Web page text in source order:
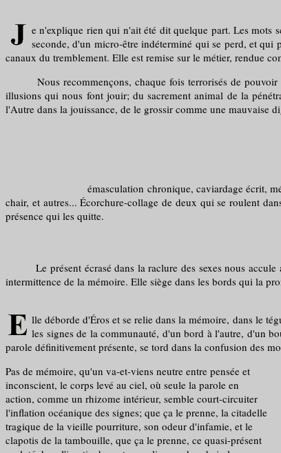
e n'explique rien qui n'ait été dit quelque part. Les mots
seconde, d'un micro-être indéterminé qui se perd, et qui
canaux du tremblement. Elle est remise sur le métier, rendue
Nous recommençons, chaque fois terrorisés de pouvoir
illusions qui nous font jouir; du sacrement animal de la
l'Autre dans la jouissance, de le grossir comme une mauvaise
émasculation chronique, caviardage écrit, mémoire
chair, et autres... Écorchure-collage de deux qui se roulent
présence qui les quitte.
Le présent écrasé dans la raclure des sexes nous accule
intermittence de la mémoire. Elle siège dans les bords qui la
lle déborde d'Éros et se relie dans la mémoire, dans le
les signes de la communauté, d'un bord à l'autre, d'un
parole définitivement présente, se tord dans la confusion des
Pas de mémoire, qu'un va-et-viens neutre entre pensée et
inconscient, le corps levé au ciel, où seule la parole en
action, comme un rhizome intérieur, semble court-circuiter
l'inflation océanique des signes; que ça le prenne, la citadelle
tragique de la vieille pourriture, son odeur d'infamie, et le
clapotis de la tambouille, que ça le prenne, ce quasi-présent